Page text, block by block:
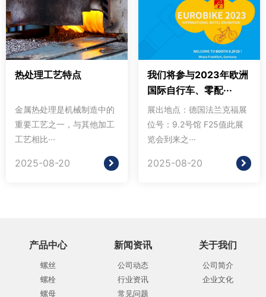
热处理工艺特点
金属热处理是机械制造中的
重要工艺之一，与其他加工
工艺相比···
2025-08-20
我们将参与2023年欧洲
国际自行车、零配···
展出地点：德国法兰克福展
位号：9.2号馆 F25值此展
览会到来之···
2025-08-20
产品中心
螺丝
螺栓
螺母
新闻资讯
公司动态
行业资讯
常见问题
关于我们
公司简介
企业文化